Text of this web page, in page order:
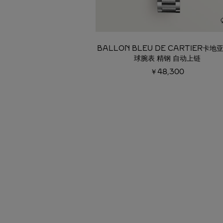
BALLON BLEU DE CARTIER卡地
球腕表 精钢 自动上链
￥48,300